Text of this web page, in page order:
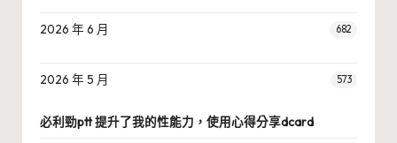
2026 年 6 月 682
2026 年 5 月 573
必利勁ptt 提升了我的性能力，使用心得分享dcard